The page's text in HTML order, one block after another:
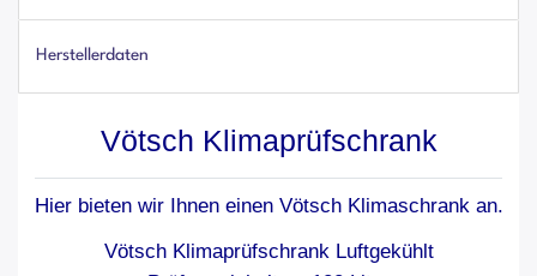
Herstellerdaten
Vötsch Klimaprüfschrank
Hier bieten wir Ihnen einen Vötsch Klimaschrank an.
Vötsch Klimaprüfschrank Luftgekühlt